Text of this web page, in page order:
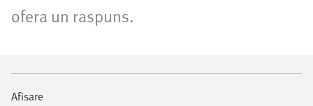
ofera un raspuns.
Afisare